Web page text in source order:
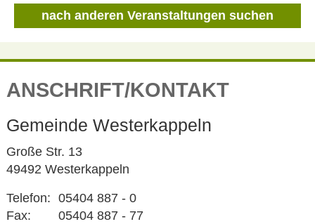
nach anderen Veranstaltungen suchen
ANSCHRIFT/KONTAKT
Gemeinde Westerkappeln
Große Str. 13
49492 Westerkappeln
Telefon: 05404 887 - 0
Fax:
05404 887 - 77